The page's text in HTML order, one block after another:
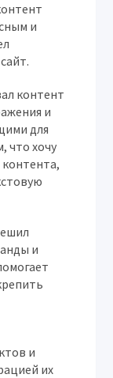
и
контент
и
для
что хочу
и
и
их